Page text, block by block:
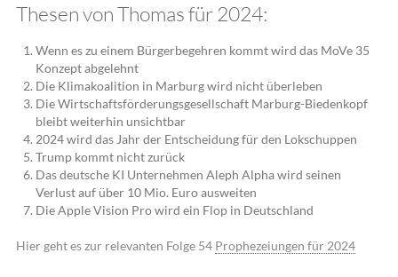
Thesen von Thomas für 2024:
Wenn es zu einem Bürgerbegehren kommt wird das MoVe 35
Konzept abgelehnt
Die Klimakoalition in Marburg wird nicht überleben
Die Wirtschaftsförderungsgesellschaft Marburg-Biedenkopf
bleibt weiterhin unsichtbar
2024 wird das Jahr der Entscheidung für den Lokschuppen
Trump kommt nicht zurück
Das deutsche KI Unternehmen Aleph Alpha wird seinen
Verlust auf über 10 Mio. Euro ausweiten
Die Apple Vision Pro wird ein Flop in Deutschland
Hier geht es zur relevanten Folge 54 Prophezeiungen für 2024